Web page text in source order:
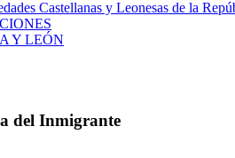
Y LEÓN
del Inmigrante